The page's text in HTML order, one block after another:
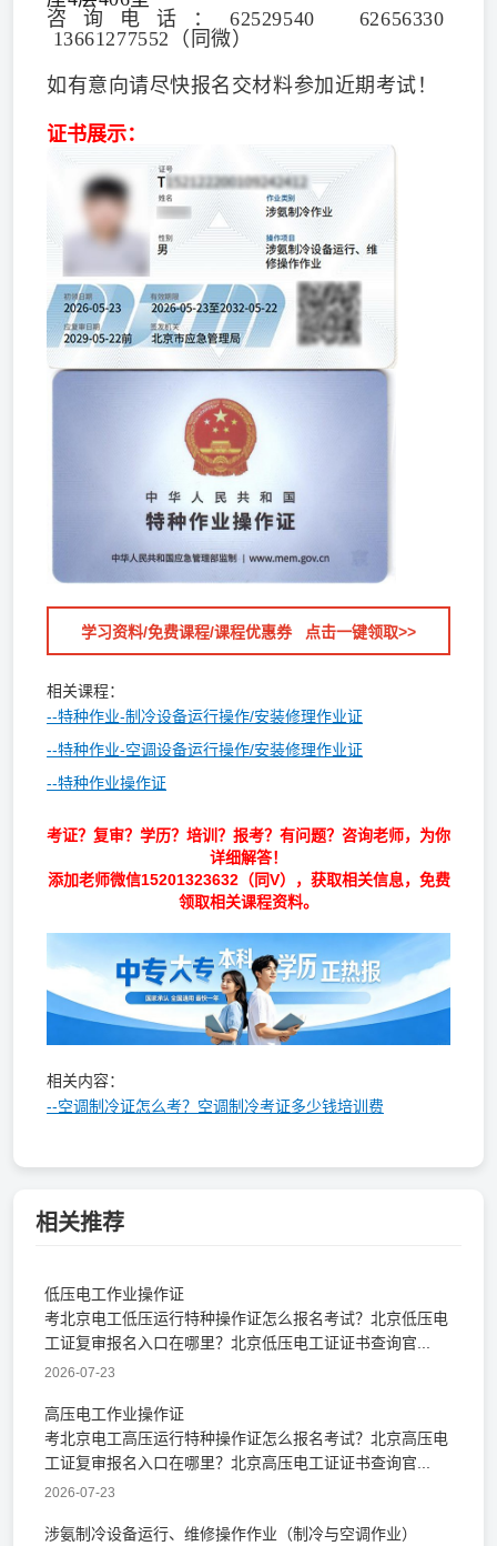
咨询电话：62529540 62656330
13661277552（同微）
如 有意向请尽快报名交材料参加近期考试！
证书展示：
学习资料/免费课程/课程优惠券 点击一键领取>>
相关课程：
--特种作业-制冷设备运行操作/安装修理作业证
--特种作业-空调设备运行操作/安装修理作业证
--特种作业操作证
考证？复审？学历？培训？报考？有问题？咨询老师，为你
详细解答！
添加老师微信15201323632（同V），获取相关信息，免费
领取相关课程资料。
相关内容：
--空调制冷证怎么考？空调制冷考证多少钱培训费
相关推荐
低压电工作业操作证
考北京电工低压运行特种操作证怎么报名考试？北京低压电
工证复审报名入口在哪里？北京低压电工证证书查询官...
2026-07-23
高压电工作业操作证
考北京电工高压运行特种操作证怎么报名考试？北京高压电
工证复审报名入口在哪里？北京高压电工证证书查询官...
2026-07-23
涉氨制冷设备运行、维修操作作业（制冷与空调作业）